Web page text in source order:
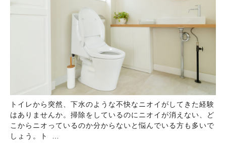
トイレから突然、下水のような不快なニオイがしてきた経験
はありませんか。掃除をしているのにニオイが消えない、ど
こからニオっているのか分からないと悩んでいる方も多いで
しょう。ト …